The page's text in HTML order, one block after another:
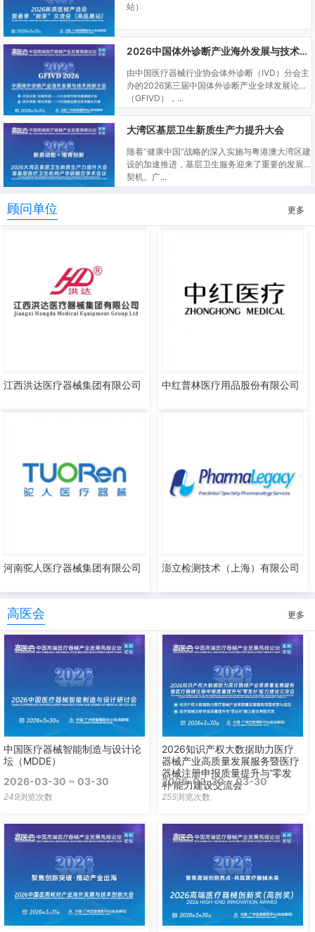
站）
2026中国体外诊断产业海外发展与技术创新大会
由中国医疗器械行业协会体外诊断（IVD）分会主
办的2026第三届中国体外诊断产业全球发展论坛
（GFIVD），...
大湾区基层卫生新质生产力提升大会
随着“健康中国”战略的深入实施与粤港澳大湾区建
设的加速推进，基层卫生服务迎来了重要的发展
契机。广...
顾问单位 更多
江西洪达医疗器械集团有限公司 中红普林医疗用品股份有限公司
河南驼人医疗器械集团有限公司 澎立检测技术（上海）有限公司
高医会 更多
中国医疗器械智能制造与设计论
坛（MDDE）
2026-03-30 ~ 03-30
249浏览次数
2026知识产权大数据助力医疗
器械产业高质量发展服务暨医疗
器械注册申报质量提升与'零发
补'能力建设交流会
2026-03-30 ~ 03-30
255浏览次数